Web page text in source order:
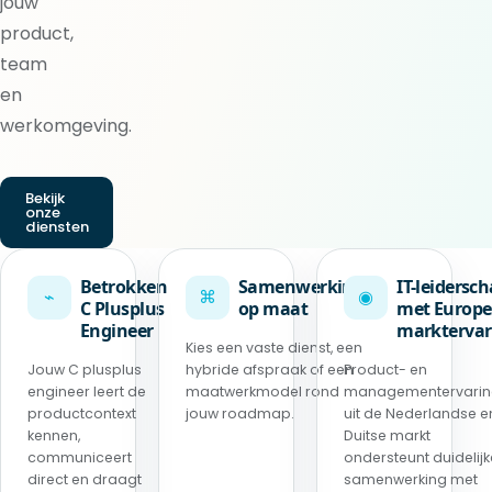
product,
team
en
werkomgeving.
Bekijk
onze
diensten
⌁
Betrokken
C Plusplus
Engineer
Jouw C plusplus
engineer leert de
productcontext
kennen,
communiceert
direct en draagt
⌘
Samenwerking
op maat
Kies een vaste dienst, een
hybride afspraak of een
maatwerkmodel rond
jouw roadmap.
◉
IT-
met
Product- en
uit de Nederlandse
Duitse markt
ondersteunt
samenwerking met